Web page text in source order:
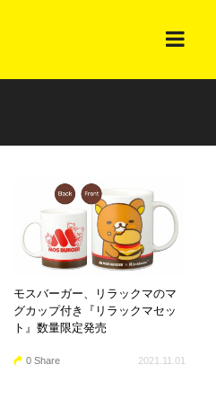
モスバーガー、リラックマのマ
グカップ付き『リラックマセッ
ト』数量限定発売
0 Share 2021.11.01